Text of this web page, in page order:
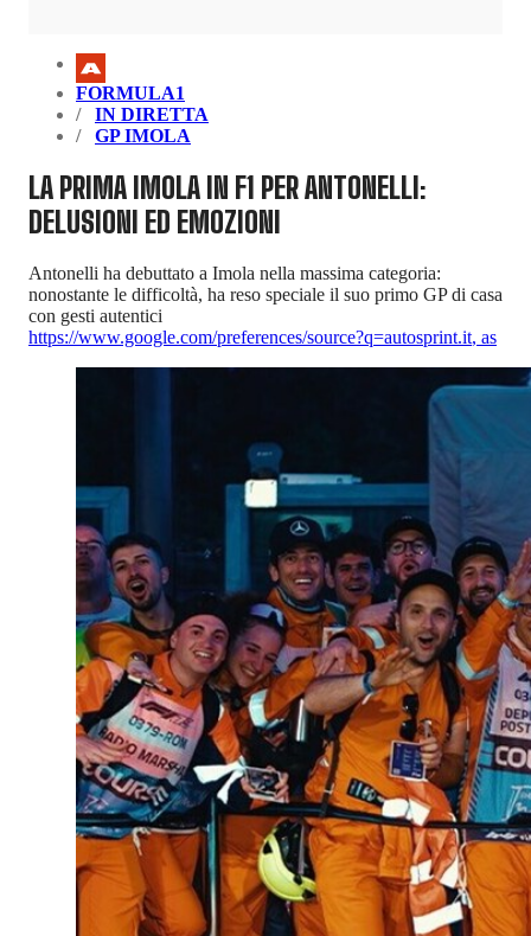
FORMULA1
IN DIRETTA
GP IMOLA
LA PRIMA IMOLA IN F1 PER ANTONELLI:
DELUSIONI ED EMOZIONI
Antonelli ha debuttato a Imola nella massima categoria:
nonostante le difficoltà, ha reso speciale il suo primo GP di casa
con gesti autentici
https://www.google.com/preferences/source?q=autosprint.it, as